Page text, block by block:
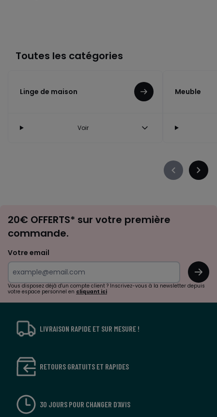
Toutes les catégories
Linge de maison
Voir
Meuble
Précédent
d'inspirations
surprises?
20€ OFFERTS* sur votre première
commande.
Votre email
OK
Vous disposez déjà d'un compte client ? Inscrivez-vous à la newsletter depuis
votre espace personnel en cliquant ici
LIVRAISON RAPIDE ET SUR MESURE !
RETOURS GRATUITS ET RAPIDES
30 JOURS POUR CHANGER D'AVIS